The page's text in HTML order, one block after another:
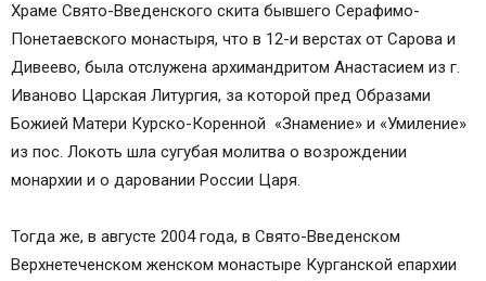
Храме Свято-Введенского скита бывшего Серафимо-
Понетаевского монастыря, что в 12-и верстах от Сарова и
Дивеево, была отслужена архимандритом Анастасием из г.
Иваново Царская Литургия, за которой пред Образами
Божией Матери Курско-Коренной «Знамение» и «Умиление»
из пос. Локоть шла сугубая молитва о возрождении
монархии и о даровании России Царя.
Тогда же, в августе 2004 года, в Свято-Введенском
Верхнетеченском женском монастыре Курганской епархии